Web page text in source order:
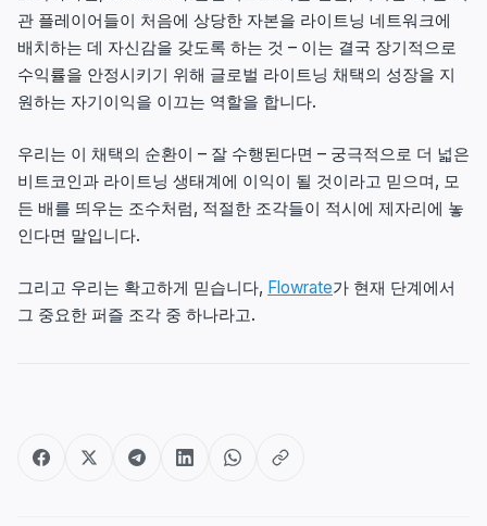
관 플레이어들이 처음에 상당한 자본을 라이트닝 네트워크에
배치하는 데 자신감을 갖도록 하는 것 – 이는 결국 장기적으로
수익률을 안정시키기 위해 글로벌 라이트닝 채택의 성장을 지
원하는 자기이익을 이끄는 역할을 합니다.
우리는 이 채택의 순환이 – 잘 수행된다면 – 궁극적으로 더 넓은
비트코인과 라이트닝 생태계에 이익이 될 것이라고 믿으며, 모
든 배를 띄우는 조수처럼, 적절한 조각들이 적시에 제자리에 놓
인다면 말입니다.
그리고 우리는 확고하게 믿습니다, Flowrate가 현재 단계에서
그 중요한 퍼즐 조각 중 하나라고.